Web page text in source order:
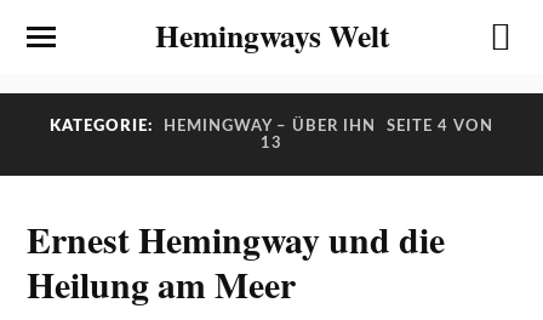
Hemingways Welt
KATEGORIE: HEMINGWAY – ÜBER IHN
SEITE 4 VON
13
Ernest Hemingway und die
Heilung am Meer